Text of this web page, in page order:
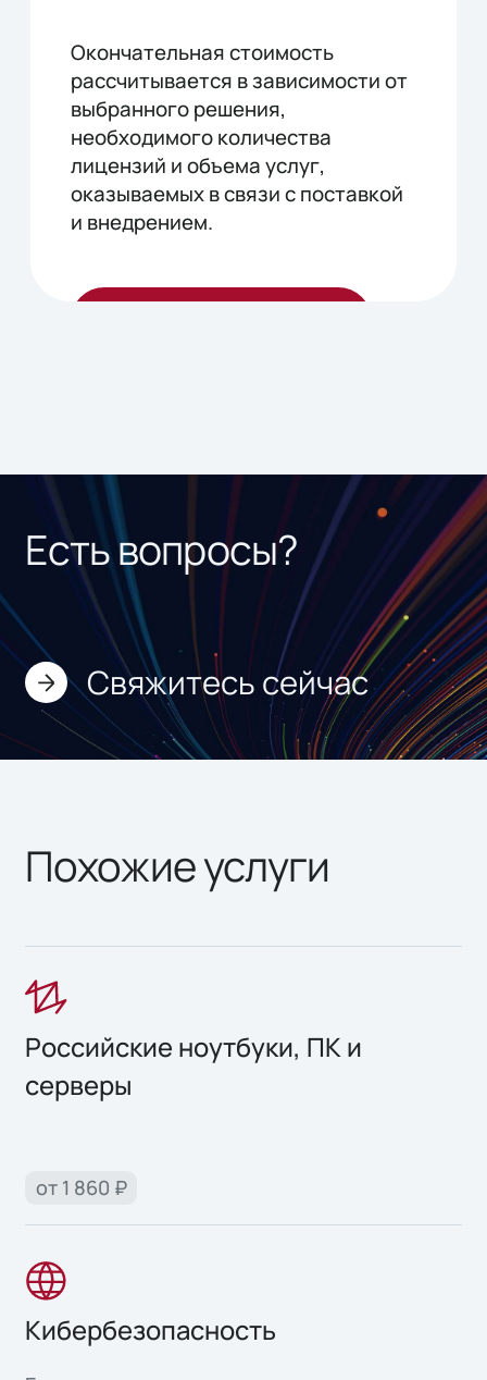
Окончательная стоимость
рассчитывается в зависимости от
выбранного решения,
необходимого количества
лицензий и объема услуг,
оказываемых в связи с поставкой
и внедрением.
Есть вопросы?
Свяжитесь сейчас
Похожие услуги
Российские ноутбуки, ПК и
серверы
от 1 860 ₽
Кибербезопасность